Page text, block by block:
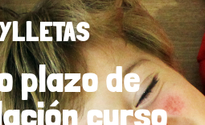
plazo de
curso